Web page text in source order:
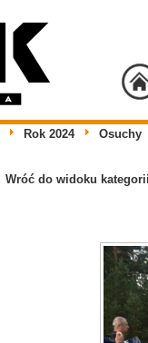
Rok 2024 Osuchy
Wróć do widoku